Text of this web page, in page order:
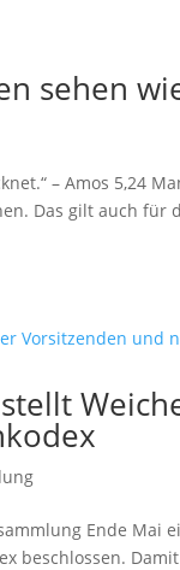
sehen
– Amos 5,24
Das gilt auch für
Ende Mai
beschlossen.